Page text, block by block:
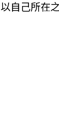
自己所在